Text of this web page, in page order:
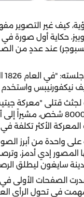
كيف غير التصوير
حكاية أول صورة
عند عددٍ من
نيكفورنيبس واستخدم
قتلى "معركة
وأسفرت عن مقتل ما
الأكثر تكلفة في
واحدة من أبرز
المصور إدي أدمز،
سايغون ليطلق
الصفحات
في تحول الرأي